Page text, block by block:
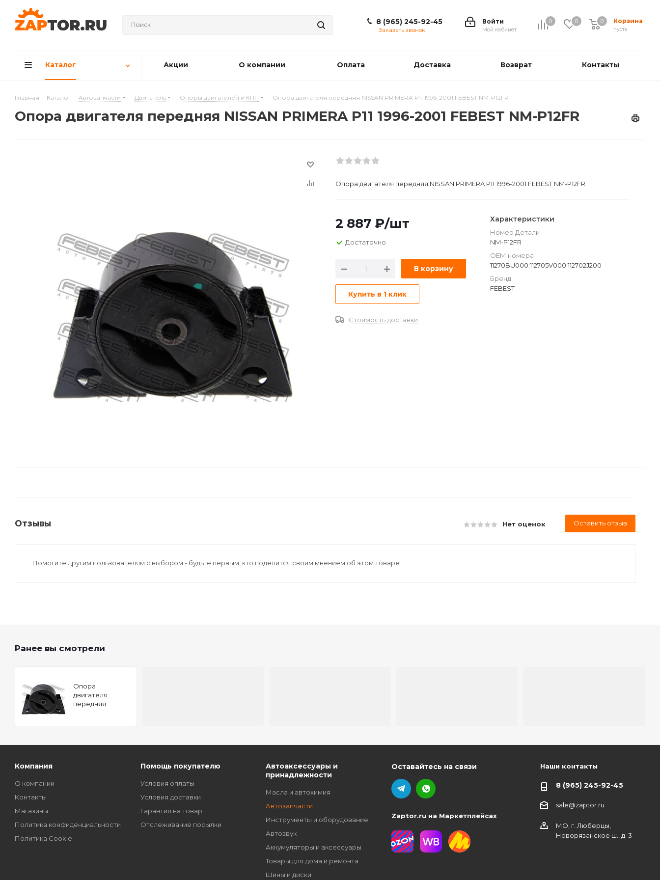
0 0 Корзина
0
пуста
0
Войти
Мой кабинет
8 (965) 245-92-45
Заказать звонок
Каталог Акции О компании Оплата Доставка Возврат Контакты
Главная - Каталог - Автозапчасти - Двигатель - Опоры двигателей и КПП - Опора двигателя передняя NISSAN PRIMERA P11 1996-2001 FEBEST NM-P12FR
Опора двигателя передняя NISSAN PRIMERA P11 1996-2001 FEBEST NM-P12FR
Опора двигателя передняя NISSAN PRIMERA P11 1996-2001 FEBEST NM-P12FR
2 887 ₽/шт
Достаточно
В корзину
Купить в 1 клик
Стоимость доставки
Характеристики
Номер Детали
NM-P12FR
ОЕМ номера
11270BU000;112705V000;112702J200
Бренд
FEBEST
Отзывы Нет оценок Оставить отзыв
Помогите другим пользователям с выбором - будьте первым, кто поделится своим мнением об этом товаре
Ранее вы смотрели
Опора
двигателя
передняя
Компания
О компании
Контакты
Магазины
Политика конфиденциальности
Политика Cookie
Помощь покупателю
Условия оплаты
Условия доставки
Гарантия на товар
Отслеживание посылки
Автоаксессуары и
принадлежности
Масла и автохимия
Автозапчасти
Инструменты и оборудование
Автозвук
Аккумуляторы и аксессуары
Товары для дома и ремонта
Шины и диски
Оставайтесь на связи
Zaptor.ru на Маркетплейсах
Наши контакты
8 (965) 245-92-45
sale@zaptor.ru
МО, г. Люберцы,
Новорязанское ш., д. 3